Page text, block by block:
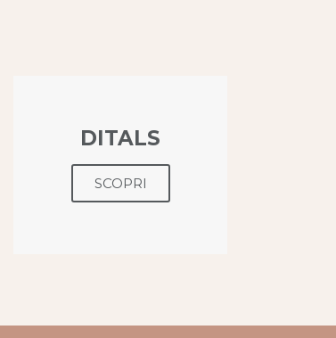
DITALS
SCOPRI